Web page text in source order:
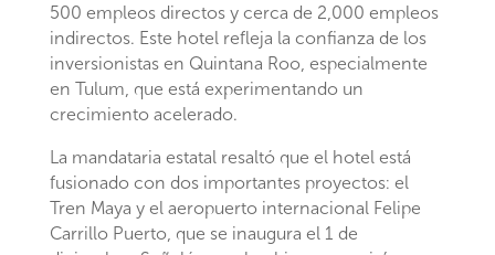
500 empleos directos y cerca de 2,000 empleos
indirectos. Este hotel refleja la confianza de los
inversionistas en Quintana Roo, especialmente
en Tulum, que está experimentando un
crecimiento acelerado.
La mandataria estatal resaltó que el hotel está
fusionado con dos importantes proyectos: el
Tren Maya y el aeropuerto internacional Felipe
Carrillo Puerto, que se inaugura el 1 de